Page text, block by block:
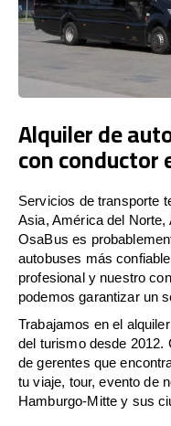
Alquiler de
con
Servicios de transporte
Asia, América del
OsaBus es
autobuses más
profesional y nuestro
podemos garantizar un
Trabajamos en el
del turismo desde 2012.
de gerentes que
tu viaje, tour, evento de
Hamburgo-Mitte y sus